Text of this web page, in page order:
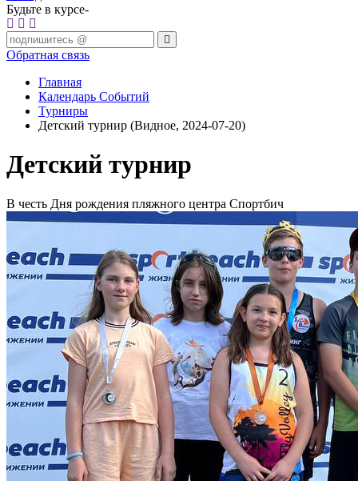
Будьте в курсе-
Обратная связь
Главная
Календарь Событий
Турниры
Детский турнир (Видное, 2024-07-20)
Детский турнир
В честь Дня рождения пляжного центра Спортбич